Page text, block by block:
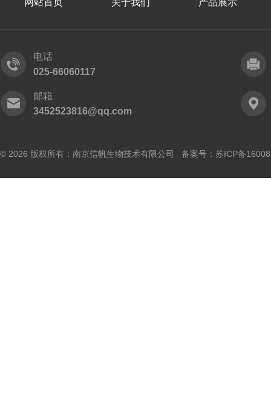
网站首页 关于我们 产品展示
电话
025-66060117
邮箱
3452523816@qq.com
© 2026 版权所有：南京信帆生物技术有限公司 备案号： 苏ICP备